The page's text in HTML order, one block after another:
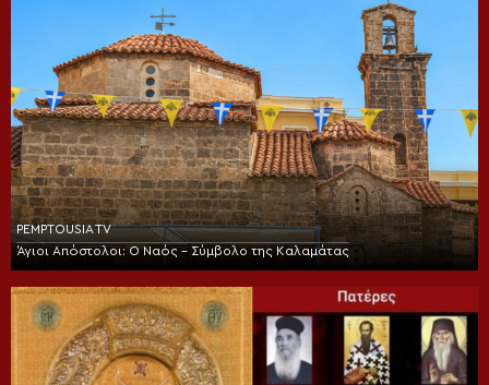
PEMPTOUSIA TV
Άγιοι Απόστολοι: Ο Ναός – Σύμβολο της Καλαμάτας